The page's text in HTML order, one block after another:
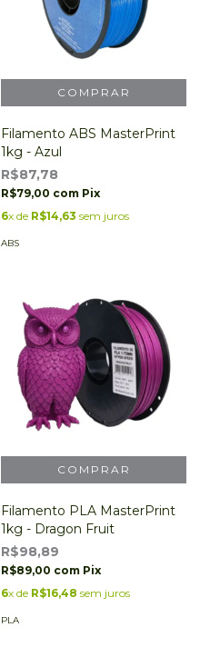
Filamento ABS MasterPrint
1kg - Azul
R$87,78
R$79,00 com Pix
6x de R$14,63 sem juros
ABS
Filamento PLA MasterPrint
1kg - Dragon Fruit
R$98,89
R$89,00 com Pix
6x de R$16,48 sem juros
PLA